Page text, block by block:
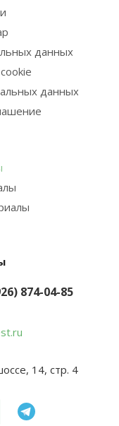
данных
данных
874-04-85
14, стр. 4